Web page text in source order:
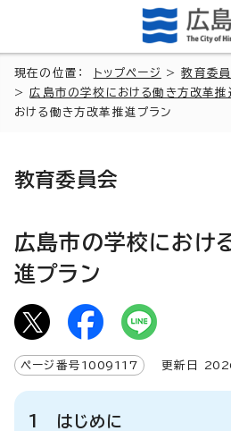
現在の位置： トップページ >教育委
>広島市の学校における働き方改革推
おける働き方改革推進プラン
教育委員会
広島市の学校におけ
進プラン
ページ番号 1009117 更新日
1 はじめに